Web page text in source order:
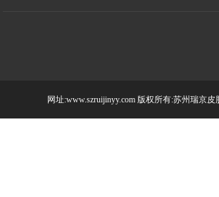
网址:www.szruijinyy.com 版权所有:苏州瑞京